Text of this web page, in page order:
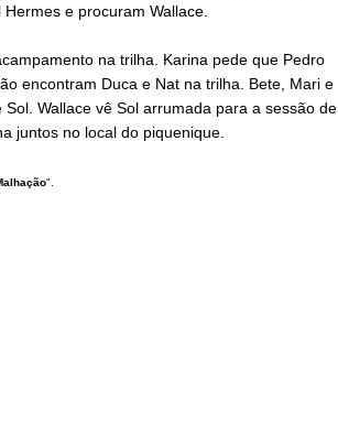
e procuram Wallace.
na trilha. Karina pede que Pedro
encontram Duca e Nat na trilha. Bete, Mari e
Wallace vê Sol arrumada para a sessão de
juntos no local do piquenique.
".